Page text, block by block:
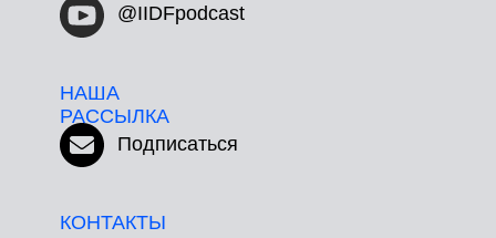
@IIDFpodcast
КОНТАКТЫ
НАША
РАССЫЛКА
Подписаться